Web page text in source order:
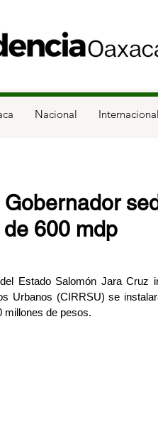
Nacional Internacional
Gobernador
600 mdp
Estado Salomón Jara Cruz
Urbanos (CIRRSU) se
millones de pesos.